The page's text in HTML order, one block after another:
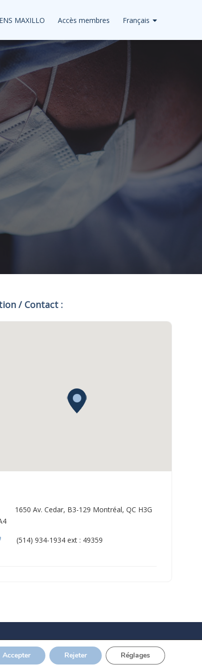
MAXILLO Accès membres Français
/ Contact :
1650 Av. Cedar, B3-129 Montréal, QC H3G
(514) 934-1934 ext : 49359
Accepter Rejeter Réglages